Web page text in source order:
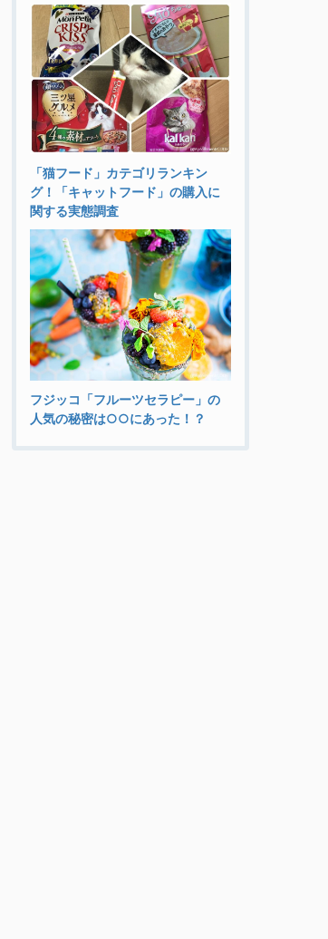
「猫フード」カテゴリランキン
グ！「キャットフード」の購入に
関する実態調査
フジッコ「フルーツセラピー」の
人気の秘密は○○にあった！？